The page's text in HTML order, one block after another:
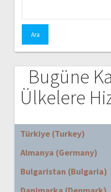
Bugüne
Ülkelere
Türkiye (Turkey)
Almanya (Germany)
Bulgaristan (Bulgaria)